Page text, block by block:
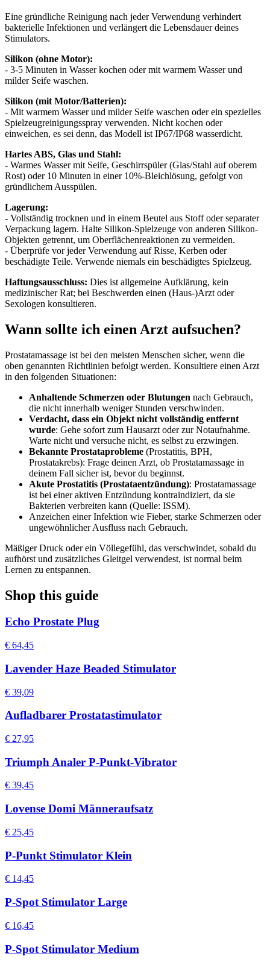
Eine gründliche Reinigung nach jeder Verwendung verhindert
bakterielle Infektionen und verlängert die Lebensdauer deines
Stimulators.
Silikon (ohne Motor):
- 3-5 Minuten in Wasser kochen oder mit warmem Wasser und
milder Seife waschen.
Silikon (mit Motor/Batterien):
- Mit warmem Wasser und milder Seife waschen oder ein spezielles
Spielzeugreinigungsspray verwenden. Nicht kochen oder
einweichen, es sei denn, das Modell ist IP67/IP68 wasserdicht.
Hartes ABS, Glas und Stahl:
- Warmes Wasser mit Seife, Geschirrspüler (Glas/Stahl auf oberem
Rost) oder 10 Minuten in einer 10%-Bleichlösung, gefolgt von
gründlichem Ausspülen.
Lagerung:
- Vollständig trocknen und in einem Beutel aus Stoff oder separater
Verpackung lagern. Halte Silikon-Spielzeuge von anderen Silikon-
Objekten getrennt, um Oberflächenreaktionen zu vermeiden.
- Überprüfe vor jeder Verwendung auf Risse, Kerben oder
beschädigte Teile. Verwende niemals ein beschädigtes Spielzeug.
Haftungsausschluss: Dies ist allgemeine Aufklärung, kein
medizinischer Rat; bei Beschwerden einen (Haus-)Arzt oder
Sexologen konsultieren.
Wann sollte ich einen Arzt aufsuchen?
Prostatamassage ist bei den meisten Menschen sicher, wenn die
oben genannten Richtlinien befolgt werden. Konsultiere einen Arzt
in den folgenden Situationen:
Anhaltende Schmerzen oder Blutungen nach Gebrauch,
die nicht innerhalb weniger Stunden verschwinden.
Verdacht, dass ein Objekt nicht vollständig entfernt
wurde: Gehe sofort zum Hausarzt oder zur Notaufnahme.
Warte nicht und versuche nicht, es selbst zu erzwingen.
Bekannte Prostataprobleme (Prostatitis, BPH,
Prostatakrebs): Frage deinen Arzt, ob Prostatamassage in
deinem Fall sicher ist, bevor du beginnst.
Akute Prostatitis (Prostataentzündung): Prostatamassage
ist bei einer aktiven Entzündung kontraindiziert, da sie
Bakterien verbreiten kann (Quelle: ISSM).
Anzeichen einer Infektion wie Fieber, starke Schmerzen oder
ungewöhnlicher Ausfluss nach Gebrauch.
Mäßiger Druck oder ein Völlegefühl, das verschwindet, sobald du
aufhörst und zusätzliches Gleitgel verwendest, ist normal beim
Lernen zu entspannen.
Shop this guide
Echo Prostate Plug
€ 64,45
Lavender Haze Beaded Stimulator
€ 39,09
Aufladbarer Prostatastimulator
€ 27,95
Triumph Analer P-Punkt-Vibrator
€ 39,45
Lovense Domi Männeraufsatz
€ 25,45
P-Punkt Stimulator Klein
€ 14,45
P-Spot Stimulator Large
€ 16,45
P-Spot Stimulator Medium